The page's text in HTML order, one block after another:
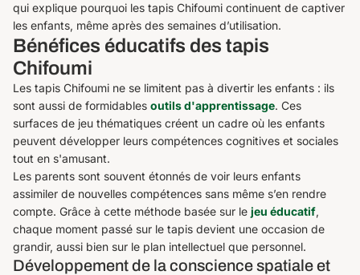
qui explique pourquoi les tapis Chifoumi continuent de captiver
les enfants, même après des semaines d’utilisation.
Bénéfices éducatifs des tapis
Chifoumi
Les tapis Chifoumi ne se limitent pas à divertir les enfants : ils
sont aussi de formidables outils d'apprentissage. Ces
surfaces de jeu thématiques créent un cadre où les enfants
peuvent développer leurs compétences cognitives et sociales
tout en s'amusant.
Les parents sont souvent étonnés de voir leurs enfants
assimiler de nouvelles compétences sans même s’en rendre
compte. Grâce à cette méthode basée sur le jeu éducatif,
chaque moment passé sur le tapis devient une occasion de
grandir, aussi bien sur le plan intellectuel que personnel.
Développement de la conscience spatiale et